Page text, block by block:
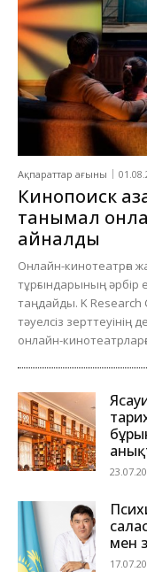
Ақпараттар ағыны
Кинопоиск
танымал
айналды
Онлайн-кинотеатрға
тұрғындарының әрбір
таңдайды. K Research
тәуелсіз зерттеуінің
онлайн-
мен